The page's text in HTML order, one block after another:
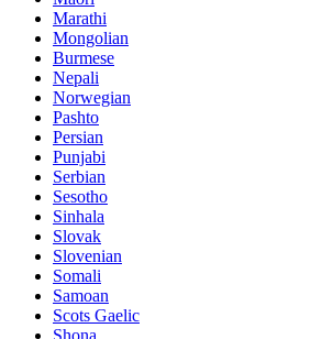
Marathi
Mongolian
Burmese
Nepali
Norwegian
Pashto
Persian
Punjabi
Serbian
Sesotho
Sinhala
Slovak
Slovenian
Somali
Samoan
Scots Gaelic